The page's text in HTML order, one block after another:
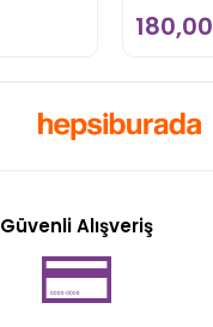
Güvenli Alışveriş